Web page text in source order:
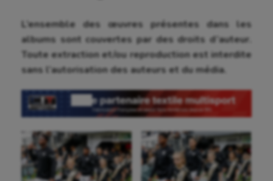
L’ensemble des œuvres présentes dans les
albums sont couvertes par des droits d’auteur.
Toute extraction et/ou reproduction est interdite
sans l’autorisation des auteurs et du média.